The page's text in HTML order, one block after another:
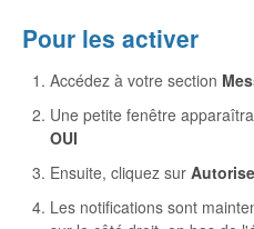
Pour les activer
Accédez à votre section
Une petite fenêtre
OUI
Ensuite, cliquez sur
Les notifications sont